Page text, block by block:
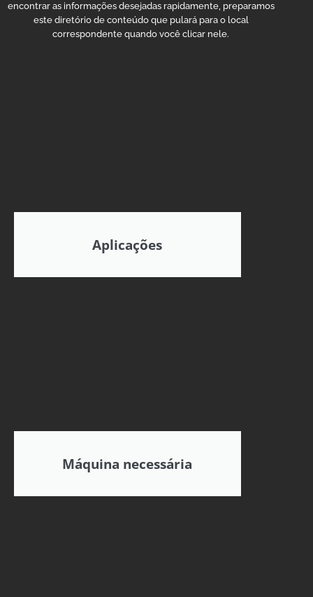
encontrar as informações desejadas rapidamente, preparamos
este diretório de conteúdo que pulará para o local
correspondente quando você clicar nele.
Aplicações
Máquina necessária